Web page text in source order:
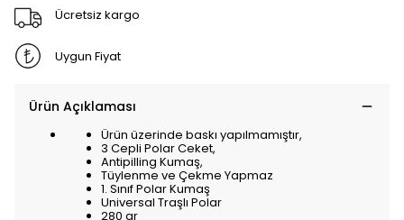
Ücretsiz kargo
Uygun Fiyat
Ürün Açıklaması
Ürün üzerinde baskı yapılmamıştır,
3 Cepli Polar Ceket,
Antipilling Kumaş,
Tüylenme ve Çekme Yapmaz
1. Sınıf Polar Kumaş
Universal Traşlı Polar
280 gr